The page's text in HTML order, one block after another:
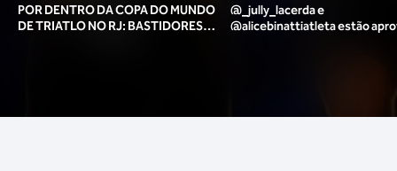
POR DENTRO DA COPA DO MUNDO
DE TRIATLO NO RJ: BASTIDORES,
@_jully_lacerda​ e
@alicebinattiatleta​ estão